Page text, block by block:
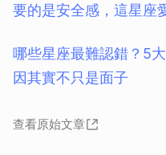
要的是安全感，這星座
哪些星座最難認錯？5
因其實不只是面子
查看原始文章